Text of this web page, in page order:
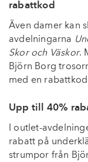
rabattkod
Även damer kan
avdelningarna
Skor och Väskor.
Björn Borg
med en
Upp till 40%
I outlet-
rabatt på
strumpor från